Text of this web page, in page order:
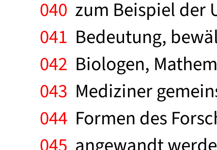
040 zum Beispiel der
041 Bedeutung,
042 Biologen,
043 Mediziner
044 Formen des